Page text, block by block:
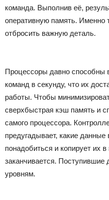
команда. Выполнив её,
оперативную память. Именно
отбросить важную деталь.
Процессоры давно способны
команд в секунду, что их
работы. Чтобы
сверхбыстрая кэш память и
самого процессора.
предугадывает, какие
понадобиться и копирует их
заканчивается.
уровням.